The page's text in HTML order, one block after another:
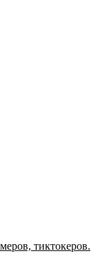
тиктокеров.